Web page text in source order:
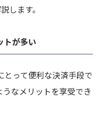
します。
トが多い
とって便利な決済手段で
なメリットを享受でき